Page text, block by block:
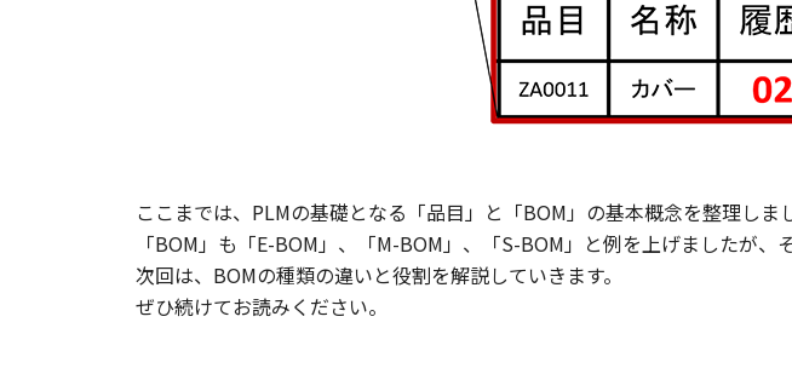
ここまでは、PLMの基礎となる「品目」と「BOM」の基本概念を整理しま
「BOM」も「E-BOM」、「M-BOM」、「S-BOM」と例を上げましたが、
次回は、BOMの種類の違いと役割を解説していきます。
ぜひ続けてお読みください。